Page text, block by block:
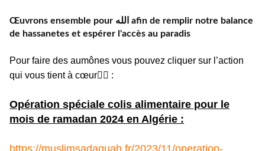
Œuvrons ensemble pour الله afin de remplir notre balance
de hassanetes et espérer l'accès au paradis
Pour faire des aumônes vous pouvez cliquer sur l’action
qui vous tient à cœur👇🏼 :
Opération spéciale colis alimentaire pour le
mois de ramadan 2024 en Algérie :